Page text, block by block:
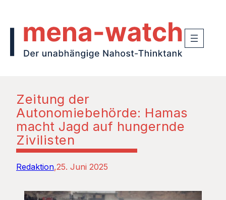
Zeitung der
Autonomiebehörde: Hamas
macht Jagd auf hungernde
Zivilisten
Redaktion 25. Juni 2025